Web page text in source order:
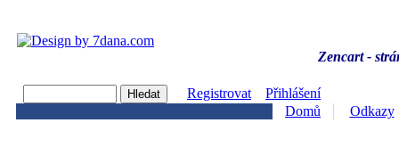
Zencart -
Registrovat
Přihlášení
Domů
Odkazy